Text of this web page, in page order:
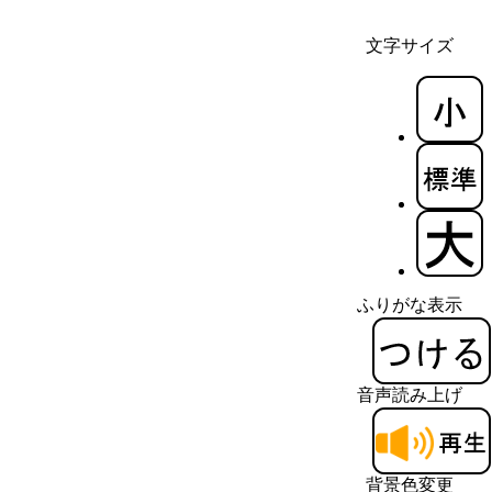
文字サイズ
ふりがな表示
音声読み上げ
背景色変更